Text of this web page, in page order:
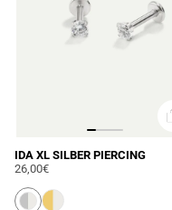
IDA XL SILBER PIERCING
26,00€